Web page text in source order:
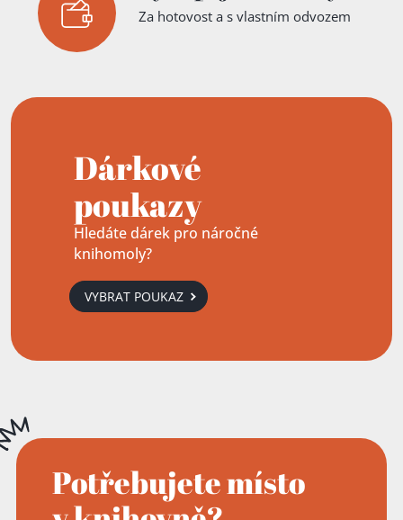
Za hotovost a s vlastním odvozem
Dárkové
poukazy
Hledáte dárek pro náročné
knihomoly?
VYBRAT POUKAZ
Potřebujete místo